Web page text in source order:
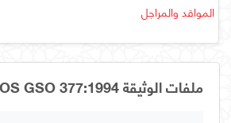
المواقد والمراجل
ملفات الوثيقة OS GSO 377:1994